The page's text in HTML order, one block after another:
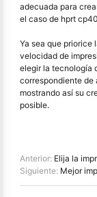
adecuada para
el caso de hprt
Ya sea que priorice
velocidad de
elegir la tecnología
correspondiente de
mostrando así su
posible.
Anterior: Elija la
Siguiente: Mejor